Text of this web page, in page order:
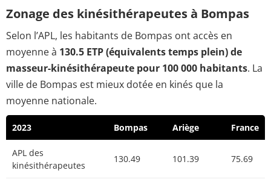
Zonage des kinésithérapeutes à Bompas
Selon l’APL, les habitants de Bompas ont accès en
moyenne à 130.5 ETP (équivalents temps plein) de
masseur-kinésithérapeute pour 100 000 habitants. La
ville de Bompas est mieux dotée en kinés que la
moyenne nationale.
2023 Bompas Ariège France
APL des
kinésithérapeutes
130.49 101.39 75.69